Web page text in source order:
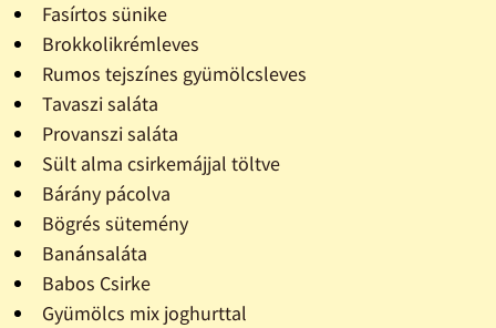
Fasírtos sünike
Brokkolikrémleves
Rumos tejszínes gyümölcsleves
Tavaszi saláta
Provanszi saláta
Sült alma csirkemájjal töltve
Bárány pácolva
Bögrés sütemény
Banánsaláta
Babos Csirke
Gyümölcs mix joghurttal